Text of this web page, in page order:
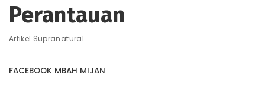
Perantauan
Artikel Supranatural
FACEBOOK MBAH MIJAN